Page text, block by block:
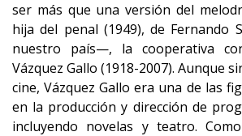
ser más que una versión del
hija del penal (1949), de Fernando
nuestro país—, la cooperativa
Vázquez Gallo (1918-2007). Aunque
cine, Vázquez Gallo era una de las
en la producción y dirección de
incluyendo novelas y teatro.